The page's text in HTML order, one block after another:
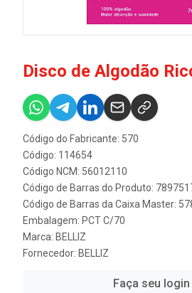
Disco de Algodão
Código do Fabricante: 570
Código: 114654
Código NCM: 56012110
Código de Barras do Produto:
Código de Barras da Caixa Master:
Embalagem: PCT C/70
Marca: BELLIZ
Fornecedor: BELLIZ
Faça seu login